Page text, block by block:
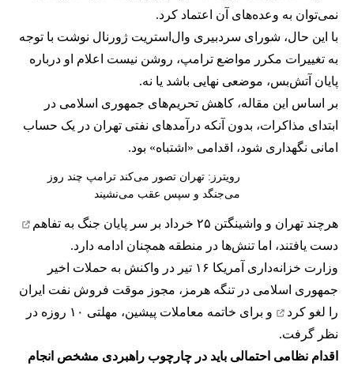
نمی‌توان به وعده‌های آن اعتماد کرد.
با این حال، شورای سردبیری وال‌استریت ژورنال نوشت با توجه
به تغییرات مکرر مواضع ترامپ، روشن نیست اعلام او درباره
پایان آتش‌بس، موضعی نهایی باشد یا نه.
بر اساس این مقاله، کاهش تحریم‌های جمهوری اسلامی در
ابتدای مذاکرات، بدون آنکه درآمدهای نفتی تهران در یک حساب
امانی نگهداری شود، اقدامی «اشتباه» بود.
رویترز: تهران تصور می‌کند ترامپ چند روز
می‌جنگد و سپس عقب می‌نشیند
هرچند تهران و واشینگتن ۲۵ خرداد بر سر پایان جنگ به
تفاهم
دست یافتند، اما تنش‌ها در منطقه همچنان ادامه دارد.
وزارت خزانه‌داری آمریکا ۱۶ تیر در واکنش به حملات اخیر
جمهوری اسلامی در تنگه هرمز، مجوز موقت فروش نفت ایران
را لغو کرد
و برای خاتمه معاملات پیشین، مهلتی ۱۰ روزه در
نظر گرفت.
اقدام نظامی احتمالی باید در چارچوب راهبردی مشخص انجام